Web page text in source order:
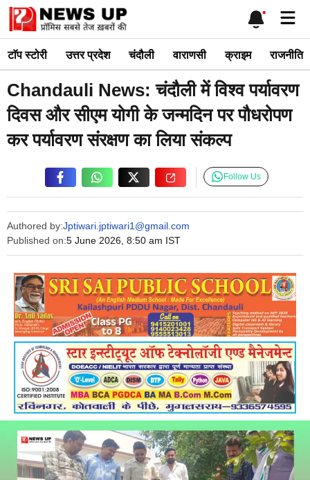
Skip
content
टाॅप स्टोरी उत्तर प्रदेश चंदौली वाराणसी क्राइम राजनीति
Chandauli News: चंदौली में विश्व पर्यावरण
दिवस और सीएम योगी के जन्मदिन पर पौधरोपण
कर पर्यावरण संरक्षण का लिया संकल्प
Authored by:Jptiwari.jptiwari1@gmail.com
Published on:5 June 2026, 8:50 am IST
Follow Us